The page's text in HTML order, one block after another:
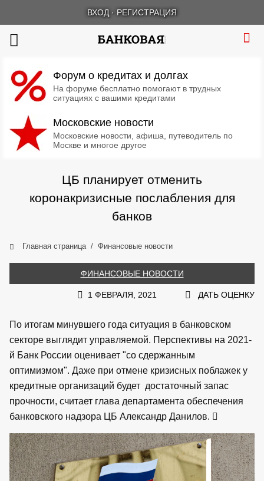
ВХОД · РЕГИСТРАЦИЯ
Форум о кредитах и долгах
На форуме бесплатно помогают в трудных
ситуациях с вашими кредитами
Московские новости
Московские новости, афиша, путеводитель по
Москве и многое другое
ЦБ планирует отменить
коронакризисные послабления для
банков
Главная страница Финансовые новости
ФИНАНСОВЫЕ НОВОСТИ
1 ФЕВРАЛЯ, 2021 ДАТЬ ОЦЕНКУ
По итогам минувшего года ситуация в банковском
секторе выглядит управляемой. Перспективы на 2021-
й Банк России оценивает "со сдержанным
оптимизмом". Даже при отмене кризисных поблажек у
кредитные организаций будет достаточный запас
прочности, считает глава департамента обеспечения
банковского надзора ЦБ Александр Данилов.